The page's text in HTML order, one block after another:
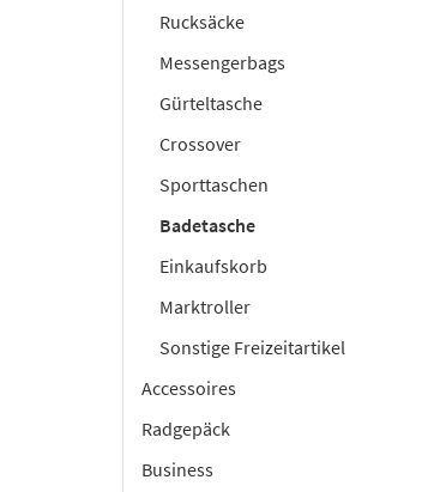
Rucksäcke
Messengerbags
Gürteltasche
Crossover
Sporttaschen
Badetasche
Einkaufskorb
Marktroller
Sonstige Freizeitartikel
Accessoires
Radgepäck
Business